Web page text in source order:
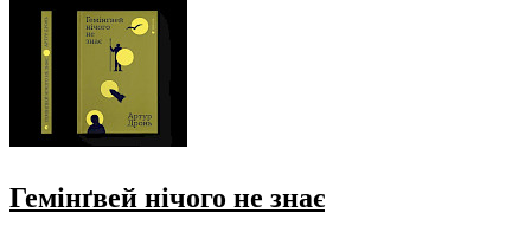
Гемінґвей нічого не знає